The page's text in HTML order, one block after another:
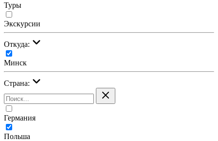
Туры
Экскурсии
Откуда:
Минск
Страна:
Германия
Польша